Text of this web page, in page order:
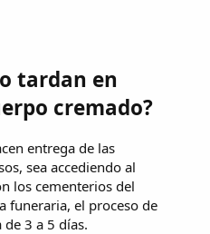
tardan en
cremado?
entrega de las
sea accediendo al
los cementerios del
funeraria, el proceso de
3 a 5 días.